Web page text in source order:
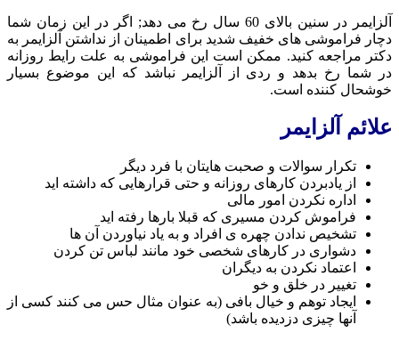
آلزایمر در سنین بالای 60 سال رخ می دهد; اگر در این زمان شما
دچار فراموشی های خفیف شدید برای اطمینان از نداشتن آلزایمر به
دکتر مراجعه کنید. ممکن است این فراموشی به علت رایط روزانه
در شما رخ بدهد و ردی از آلزایمر نباشد که این موضوع بسیار
خوشحال کننده است.
علائم آلزایمر
تکرار سوالات و صحبت هایتان با فرد دیگر
از یادبردن کارهای روزانه و حتی قرارهایی که داشته اید
اداره نکردن امور مالی
فراموش کردن مسیری که قبلا بارها رفته اید
تشخیص ندادن چهره ی افراد و به یاد نیاوردن آن ها
دشواری در کارهای شخصی خود مانند لباس تن کردن
اعتماد نکردن به دیگران
تغییر در خلق و خو
ایجاد توهم و خیال بافی (به عنوان مثال حس می کنند کسی از
آنها چیزی دزدیده باشد)